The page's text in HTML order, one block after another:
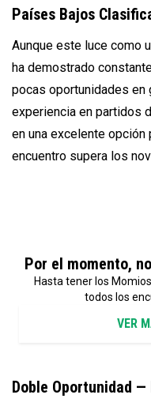
Países Bajos
Aunque este luce como
ha demostrado
pocas oportunidades en
experiencia en partidos
en una excelente opción
encuentro supera los
Por el momento,
Hasta tener los
todos los
VER
Doble Oportunidad